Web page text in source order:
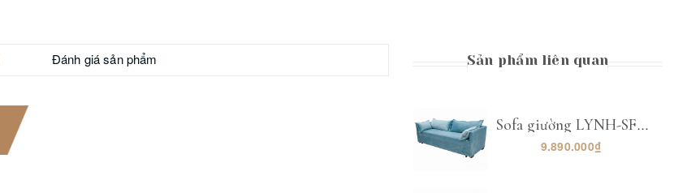
Đánh giá sản phẩm Sản phẩm liên quan
Sofa giường LYNH-SF002
9.890.000₫